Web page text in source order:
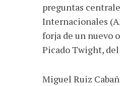
preguntas
Internacionales
forja de un nuevo
Picado Twight, del
Miguel Ruiz